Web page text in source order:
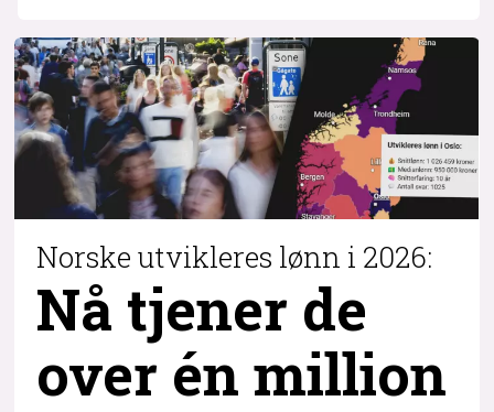
Norske utvikleres lønn i 2026:
Nå tjener de
over én million